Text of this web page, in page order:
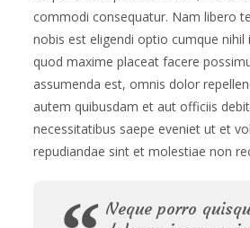
commodi consequatur. Nam libero
nobis est eligendi optio cumque
quod maxime placeat facere
assumenda est, omnis dolor
autem quibusdam et aut officiis
necessitatibus saepe eveniet ut et
repudiandae sint et molestiae non
Neque porro